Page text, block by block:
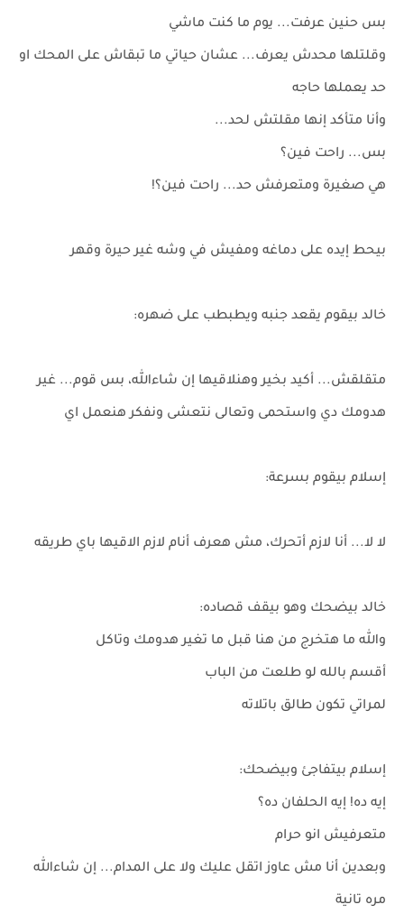
بس حنين عرفت... يوم ما كنت ماشي
وقلتلها محدش يعرف... عشان حياتي ما تبقاش على المحك او
حد يعملها حاجه
وأنا متأكد إنها مقلتش لحد...
بس... راحت فين؟
هي صغيرة ومتعرفش حد... راحت فين؟!
بيحط إيده على دماغه ومفيش في وشه غير حيرة وقهر
خالد بيقوم يقعد جنبه ويطبطب على ضهره:
متقلقش... أكيد بخير وهنلاقيها إن شاءالله، بس قوم... غير
هدومك دي واستحمى وتعالى نتعشى ونفكر هنعمل اي
إسلام بيقوم بسرعة:
لا لا... أنا لازم أتحرك، مش هعرف أنام لازم الاقيها باي طريقه
خالد بيضحك وهو بيقف قصاده:
والله ما هتخرج من هنا قبل ما تغير هدومك وتاكل
أقسم بالله لو طلعت من الباب
لمراتي تكون طالق باتلاته
إسلام بيتفاجئ وبيضحك:
إيه ده! إيه الحلفان ده؟
متعرفيش انو حرام
وبعدين أنا مش عاوز اتقل عليك ولا على المدام... إن شاءالله
مره تانية